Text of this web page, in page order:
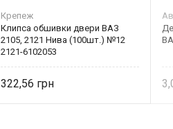
Крепеж
Клипса обшивки двери ВАЗ
2105, 2121 Нива (100шт.) №12
2121-6102053
322,56